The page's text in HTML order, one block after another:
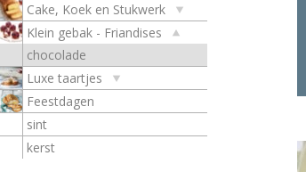
Cake, Koek en Stukwerk
Klein gebak - Friandises
chocolade
Luxe taartjes
Feestdagen
sint
kerst